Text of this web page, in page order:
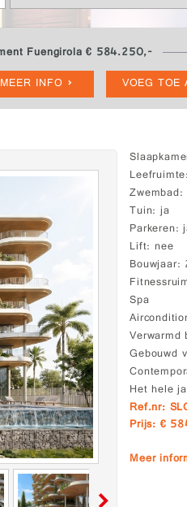
Fuengirola € 584.250,-
MEER INFO VOEG TOE
Leefruimte
Zwembad
Tuin ja
Parkeren
Lift nee
Bouwjaar
Spa
Verwarmd
Gebouwd
Het hele
Ref.nr:
Prijs: €
Meer